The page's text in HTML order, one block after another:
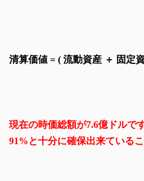
清算価値 = ( 流動資産 ＋ 固定
現在の時価総額が7.6億ドルで
91%と十分に確保出来ているこ